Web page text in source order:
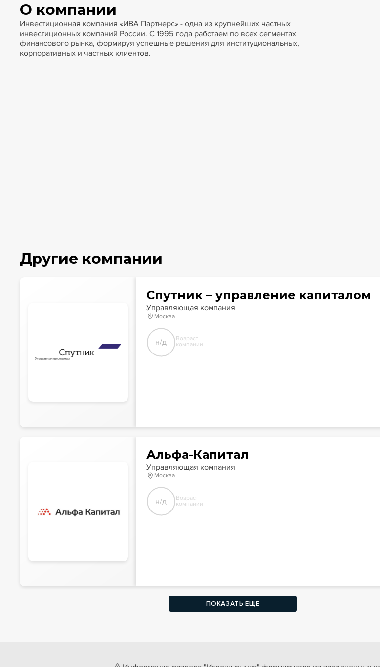
О компании
Инвестиционная компания «ИВА Партнерс» - одна из крупнейших частных
инвестиционных компаний России. С 1995 года работаем по всех сегментах
финансового рынка, формируя успешные решения для институциональных,
корпоративных и частных клиентов.
Другие компании
Спутник – управление капиталом
Управляющая компания
Москва
н/д
Возраст
компании
Альфа-Капитал
Управляющая компания
Москва
н/д
Возраст
компании
ПОКАЗАТЬ ЕЩЕ